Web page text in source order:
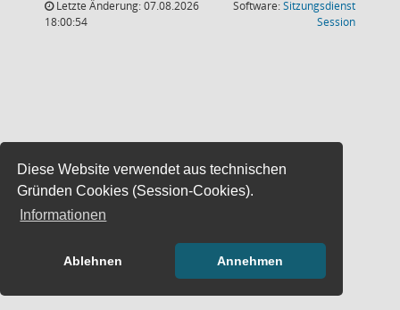
Diese Website verwendet aus technischen
Gründen Cookies (Session-Cookies).
Informationen
Ablehnen Annehmen
Letzte Änderung: 07.08.2026
18:00:54
Software:Sitzungsdienst
Session(Wird in